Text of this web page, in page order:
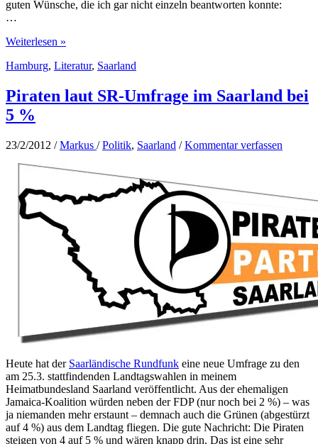
guten Wünsche, die ich gar nicht einzeln beantworten konnte:
…
10
nach
Abschied
von
der
Saarbrücken:
Stelle
der
Stabi
Weiterlesen »
Hamburg, Literatur, Saarland
Piraten laut SR-Umfrage im Saarland bei
5 %
23/2/2012 /Markus /Politik, Saarland /Kommentar verfassen
Heute hat der Saarländische Rundfunk eine neue Umfrage zu den
am 25.3. stattfindenden Landtagswahlen in meinem
Heimatbundesland Saarland veröffentlicht. Aus der ehemaligen
Jamaica-Koalition würden neben der FDP (nur noch bei 2 %) – was
ja niemanden mehr erstaunt – demnach auch die Grünen (abgestürzt
auf 4 %) aus dem Landtag fliegen. Die gute Nachricht: Die Piraten
steigen von 4 auf 5 % und wären knapp drin. Das ist eine sehr